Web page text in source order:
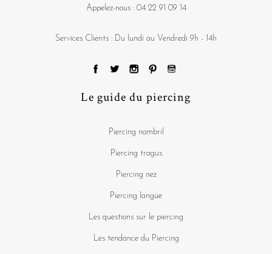
Appelez-nous : 04 22 91 09 14
Services Clients : Du lundi au Vendredi 9h - 14h
Le guide du piercing
Piercing nombril
Piercing tragus
Piercing nez
Piercing langue
Les questions sur le piercing
Les tendance du Piercing